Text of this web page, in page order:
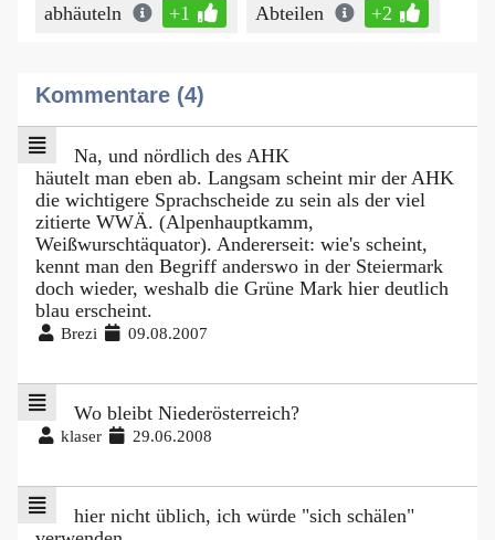
abhäuteln +1 Abteilen +2
Kommentare (4)
Na, und nördlich des AHK
häutelt man eben ab. Langsam scheint mir der AHK
die wichtigere Sprachscheide zu sein als der viel
zitierte WWÄ. (Alpenhauptkamm,
Weißwurschtäquator). Andererseit: wie's scheint,
kennt man den Begriff anderswo in der Steiermark
doch wieder, weshalb die Grüne Mark hier deutlich
blau erscheint.
Brezi 09.08.2007
Wo bleibt Niederösterreich?
klaser 29.06.2008
hier nicht üblich, ich würde "sich schälen"